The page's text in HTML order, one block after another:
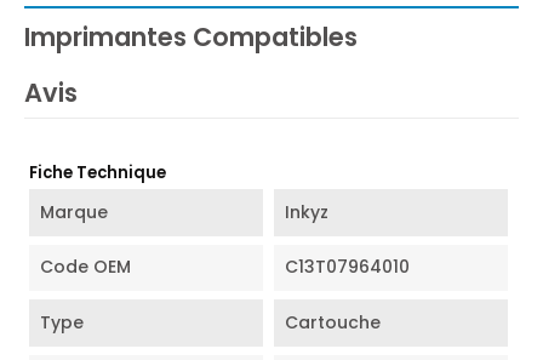
Imprimantes Compatibles
Avis
Fiche Technique
Marque Inkyz
Code OEM C13T07964010
Type Cartouche